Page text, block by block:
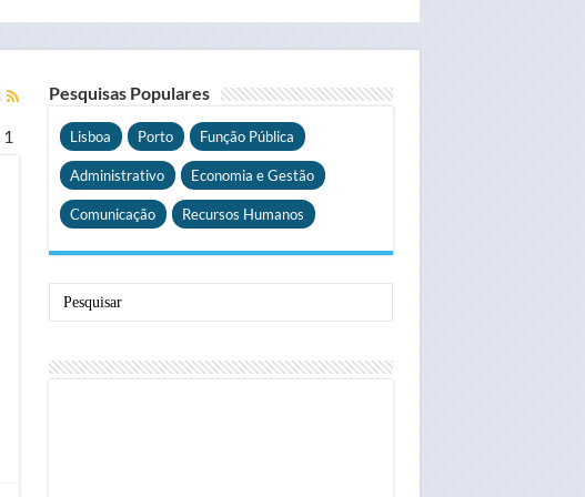
Pesquisas Populares
Lisboa Porto Função Pública
Administrativo Economia e Gestão
Comunicação Recursos Humanos